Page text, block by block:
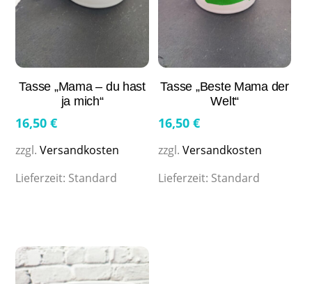
Tasse „Mama – du hast
ja mich“
16,50€
zzgl.Versandkosten
Lieferzeit: Standard
Tasse „Beste Mama der
Welt“
16,50 €
zzgl. Versandkosten
Lieferzeit: Standard